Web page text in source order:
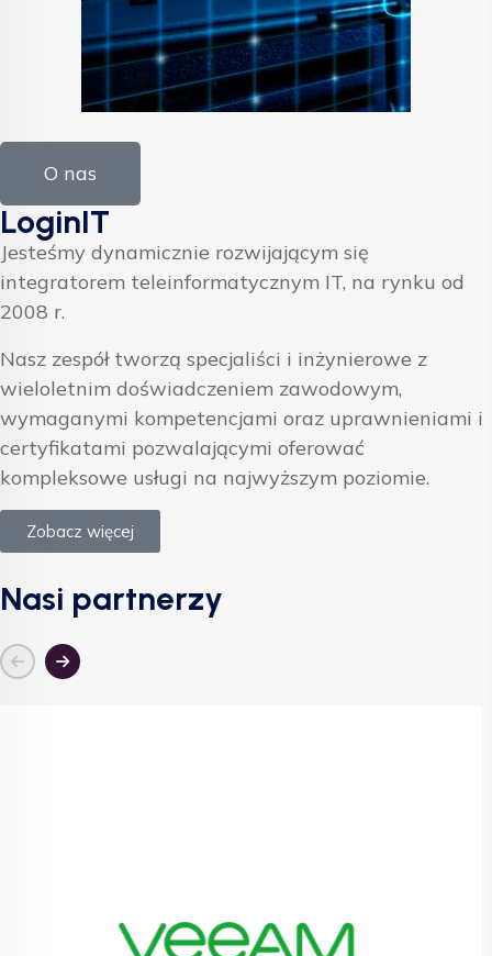
O nas
LoginIT
Jesteśmy dynamicznie rozwijającym się
integratorem teleinformatycznym IT, na rynku od
2008 r.
Nasz zespół tworzą specjaliści i inżynierowe z
wieloletnim doświadczeniem zawodowym,
wymaganymi kompetencjami oraz uprawnieniami i
certyfikatami pozwalającymi oferować
kompleksowe usługi na najwyższym poziomie.
Zobacz więcej
Nasi partnerzy